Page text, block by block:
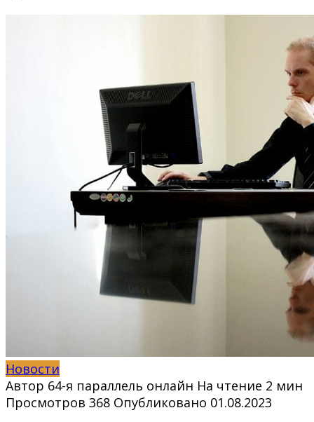
Новости
Автор 64-я параллель онлайн На чтение 2 мин
Просмотров 368 Опубликовано 01.08.2023